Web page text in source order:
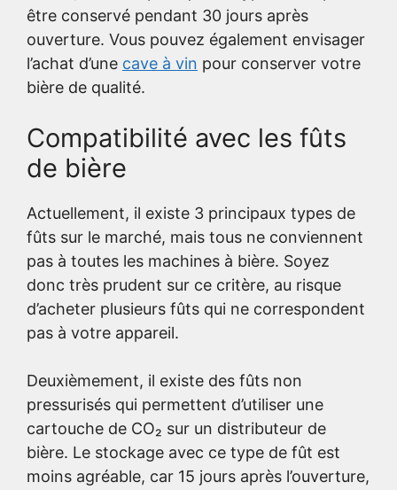
être conservé pendant 30 jours après
ouverture. Vous pouvez également envisager
l’achat d’une cave à vin pour conserver votre
bière de qualité.
Compatibilité avec les fûts
de bière
Actuellement, il existe 3 principaux types de
fûts sur le marché, mais tous ne conviennent
pas à toutes les machines à bière. Soyez
donc très prudent sur ce critère, au risque
d’acheter plusieurs fûts qui ne correspondent
pas à votre appareil.
Deuxièmement, il existe des fûts non
pressurisés qui permettent d’utiliser une
cartouche de CO₂ sur un distributeur de
bière. Le stockage avec ce type de fût est
moins agréable, car 15 jours après l’ouverture,